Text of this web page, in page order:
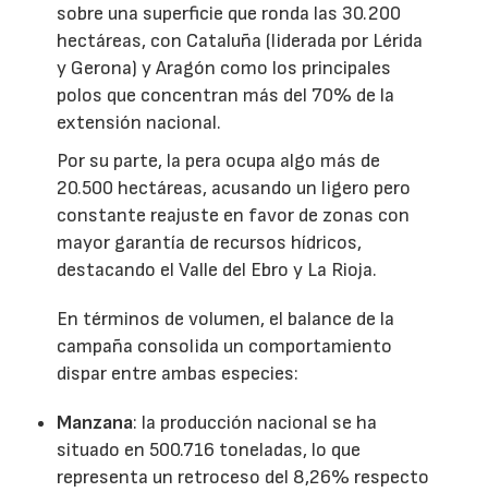
sobre una superficie que ronda las 30.200
hectáreas, con Cataluña (liderada por Lérida
y Gerona) y Aragón como los principales
polos que concentran más del 70% de la
extensión nacional.
Por su parte, la pera ocupa algo más de
20.500 hectáreas, acusando un ligero pero
constante reajuste en favor de zonas con
mayor garantía de recursos hídricos,
destacando el Valle del Ebro y La Rioja.
En términos de volumen, el balance de la
campaña consolida un comportamiento
dispar entre ambas especies:
Manzana: la producción nacional se ha
situado en 500.716 toneladas, lo que
representa un retroceso del 8,26% respecto